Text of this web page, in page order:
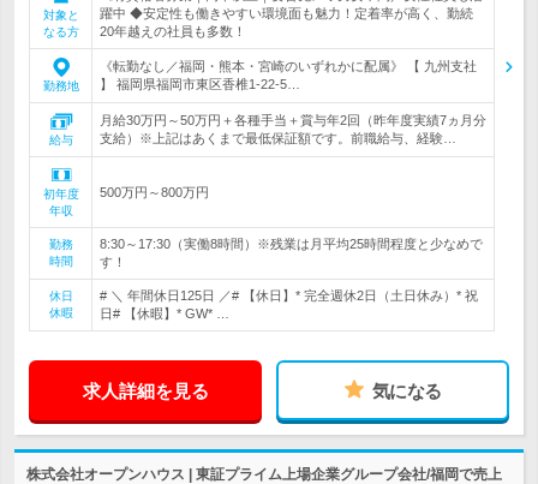
対象と
なる方
躍中 ◆安定性も働きやすい環境面も魅力！定着率が高く、勤続
20年越えの社員も多数！
勤務地
《転勤なし／福岡・熊本・宮崎のいずれかに配属》 【 九州支社
】 福岡県福岡市東区香椎1-22-5…
給与
月給30万円～50万円＋各種手当＋賞与年2回（昨年度実績7ヵ月分
支給）※上記はあくまで最低保証額です。前職給与、経験…
初年度
年収
500万円～800万円
勤務
時間
8:30～17:30（実働8時間）※残業は月平均25時間程度と少なめで
す！
休日
休暇
# ＼ 年間休日125日 ／# 【休日】* 完全週休2日（土日休み）* 祝
日# 【休暇】* GW* …
求人詳細を見る 気になる
株式会社オープンハウス | 東証プライム上場企業グループ会社/福岡で売上